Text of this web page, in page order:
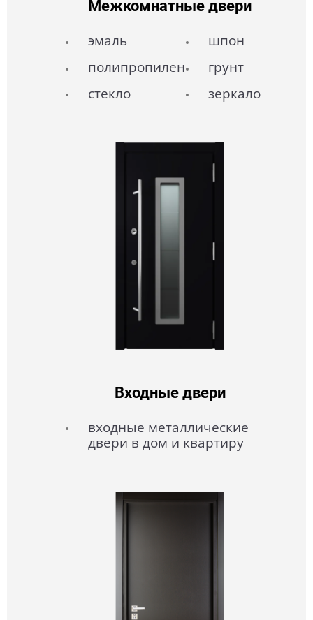
Межкомнатные двери
эмаль
шпон
полипропилен
грунт
стекло
зеркало
Входные двери
входные металлические
двери в дом и квартиру